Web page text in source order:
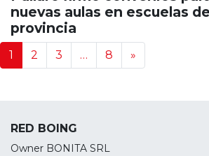
nuevas aulas en escuelas
provincia
Navegación de
1 2 3 … 8 »
RED BOING
Owner BONITA SRL